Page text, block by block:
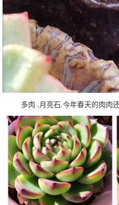
多肉 .月亮石.今年春天的肉肉